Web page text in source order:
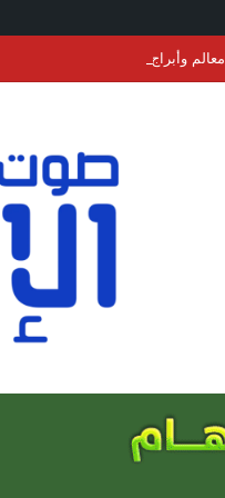
معالم وأبراج مدن المملكة تتوشّح